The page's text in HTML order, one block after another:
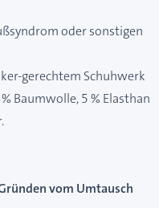
oder sonstigen
gerechtem Schuhwerk
Baumwolle, 5 % Elasthan
vom Umtausch